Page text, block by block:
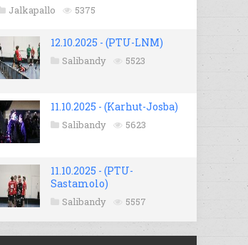
Jalkapallo 5375
12.10.2025 - (PTU-LNM)
Salibandy 5523
11.10.2025 - (Karhut-Josba)
Salibandy 5623
11.10.2025 - (PTU-
Sastamolo)
Salibandy 5557